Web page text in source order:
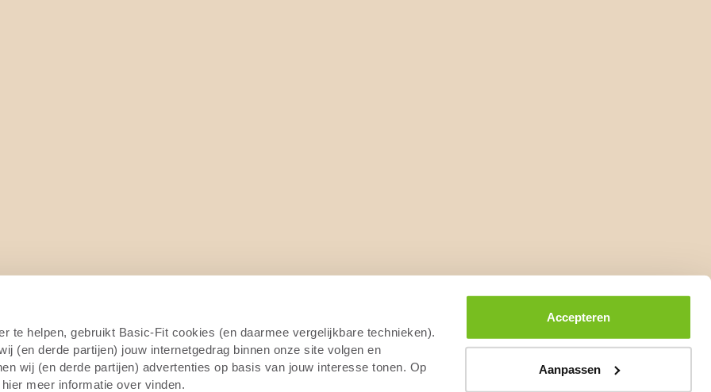
te helpen, gebruikt Basic-Fit cookies (en daarmee vergelijkbare technieken).
(en derde partijen) jouw internetgedrag binnen onze site volgen en
wij (en derde partijen) advertenties op basis van jouw interesse tonen. Op
meer informatie over vinden.
Accepteren
Aanpassen